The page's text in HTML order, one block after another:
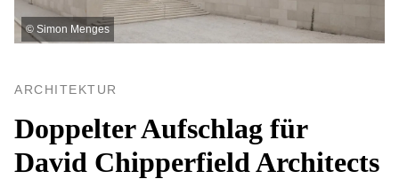
© Simon Menges
ARCHITEKTUR
Doppelter Aufschlag für
David Chipperfield Architects